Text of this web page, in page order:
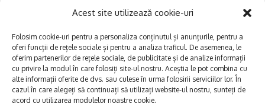
Acest site utilizează cookie-uri
Folosim cookie-uri pentru a personaliza conținutul și anunțurile, pentru a
oferi funcții de rețele sociale și pentru a analiza traficul. De asemenea, le
oferim partenerilor de rețele sociale, de publicitate și de analize informații
cu privire la modul în care folosiți site-ul nostru. Aceștia le pot combina cu
alte informații oferite de dvs. sau culese în urma folosirii serviciilor lor. În
cazul în care alegeți să continuați să utilizați website-ul nostru, sunteți de
acord cu utilizarea modulelor noastre cookie.
E xplorăm Dobrogea,
Explorăm valorile locale:
Deltă, Litoral, cele mai mari
lacuri, cele mai vechi orașe,
Afaceri și meșteșuguri
Actualitate
Dobrogea PE BUNE